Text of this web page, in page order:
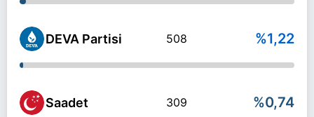
DEVA Partisi 508 %1,22
Saadet 309 %0,74